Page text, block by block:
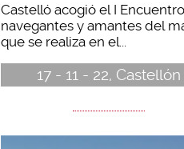
Castelló acogió el I
navegantes y amantes del
que se realiza en el...
17 - 11 - 22, Castellón